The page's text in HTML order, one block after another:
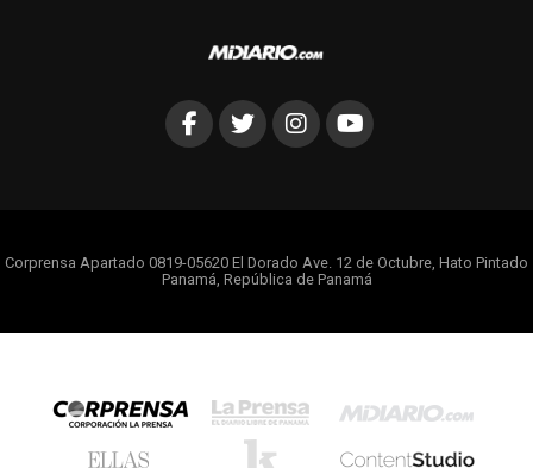
Corprensa Apartado 0819-05620 El Dorado Ave. 12 de Octubre, Hato Pintado
Panamá, República de Panamá